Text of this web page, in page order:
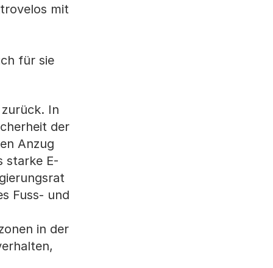
mit
für sie
In
der
Anzug
starke E-
Fuss- und
in der